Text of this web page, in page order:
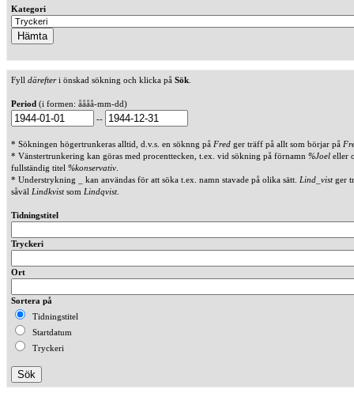
Kategori
Fyll därefteri önskad sökning och klicka på Sök
Period (i formen: åååå-mm-dd)
--
* Sökningen högertrunkeras alltid, d.v.s. en söknng på Fred ger träff på allt som börjar på
* Vänstertrunkering kan göras med procenttecken, t.ex. vid sökning på förnamn %Joel eller
fullständig titel %konservativ
* Understrykning _ kan användas för att söka t.ex. namn stavade på olika sätt. Lind_vistger
såväl Lindkvistsom Lindqvist.
Tidningstitel
Tryckeri
Ort
Sortera på
Tidningstitel
Startdatum
Tryckeri